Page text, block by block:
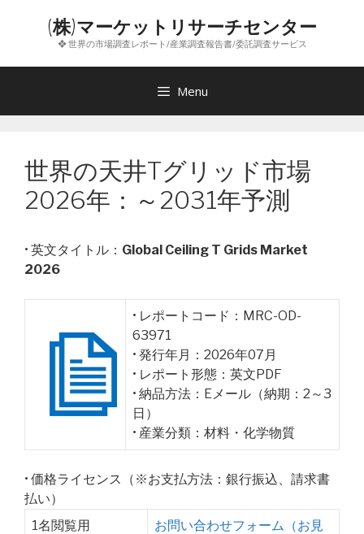
ン
(株)マーケットリサーチセンター
❖ 世界の市場調査レポート/産業調査報告書/委託調査サービス
Menu
世界の天井Tグリッド市場
2026年：～2031年予測
• 英文タイトル： Global Ceiling T Grids Market
2026
• レポートコード：MRC-OD-
63971
• 発行年月：2026年07月
• レポート形態：英文PDF
• 納品方法：Eメール（納期：2～3
日）
• 産業分類：材料・化学物質
• 価格ライセンス（※お支払方法：銀行振込、請求書
払い）
1名閲覧用
お問い合わせフォーム（お見